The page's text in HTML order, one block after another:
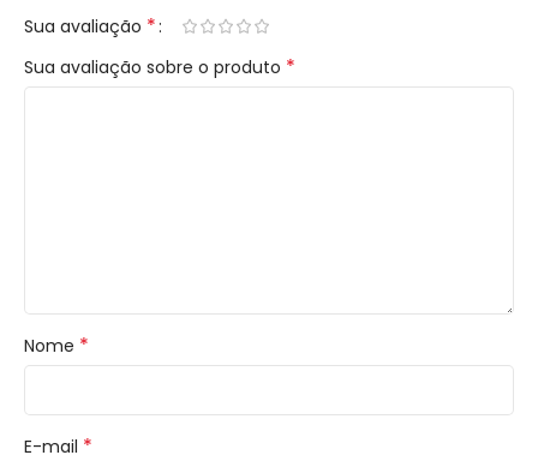
Sua avaliação *
Sua avaliação sobre o produto *
Nome *
E-mail *